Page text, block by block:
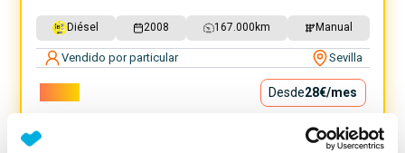
Diésel 2008 167.000 km Manual
Vendido por particular Sevilla
Desde28€/mes